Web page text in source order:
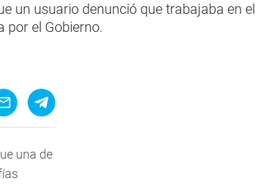
un usuario denunció que trabajaba en el
por el Gobierno.
una de